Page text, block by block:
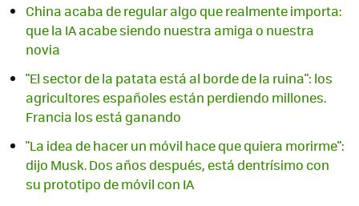
China acaba de regular algo que realmente importa:
que la IA acabe siendo nuestra amiga o nuestra
novia
"El sector de la patata está al borde de la ruina": los
agricultores españoles están perdiendo millones.
Francia los está ganando
"La idea de hacer un móvil hace que quiera morirme":
dijo Musk. Dos años después, está dentrísimo con
su prototipo de móvil con IA